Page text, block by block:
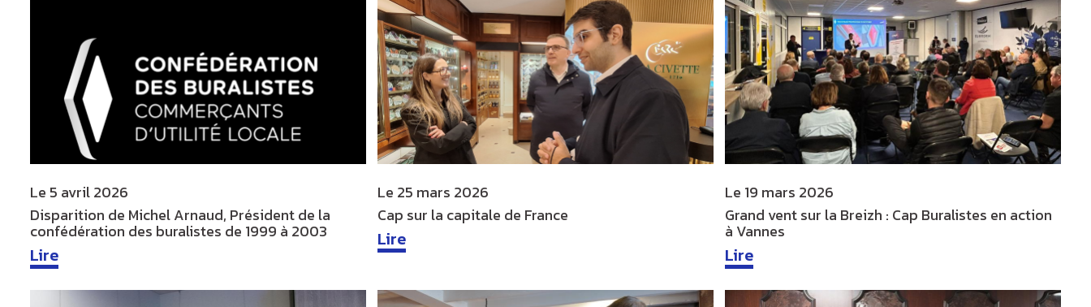
Le 5 avril 2026
Disparition de Michel Arnaud, Président de la
confédération des buralistes de 1999 à 2003
Lire
Le 25 mars 2026
Cap sur la capitale de France
Lire
Le 19 mars 2026
Grand vent sur la Breizh : Cap Buralistes en action
à Vannes
Lire